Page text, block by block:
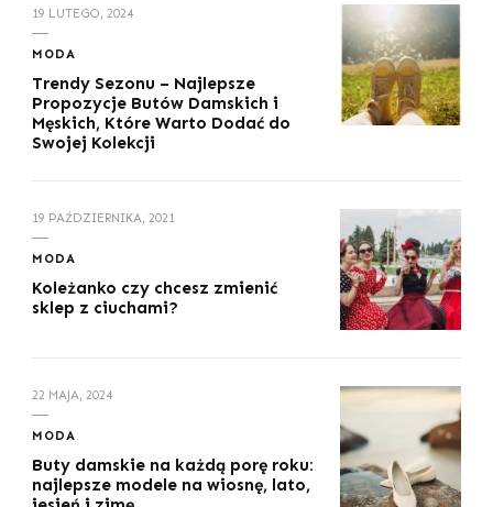
19 LUTEGO, 2024
MODA
Trendy Sezonu – Najlepsze
Propozycje Butów Damskich i
Męskich, Które Warto Dodać do
Swojej Kolekcji
19 PAŹDZIERNIKA, 2021
MODA
Koleżanko czy chcesz zmienić
sklep z ciuchami?
22 MAJA, 2024
MODA
Buty damskie na każdą porę roku:
najlepsze modele na wiosnę, lato,